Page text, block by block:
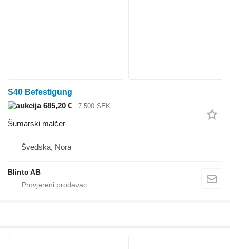
S40 Befestigung
685,20 €
7.500 SEK
Šumarski malčer
Švedska, Nora
Blinto AB